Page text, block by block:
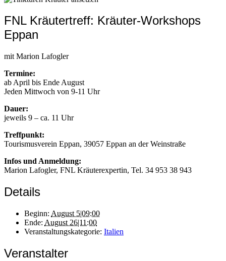
FNL Kräutertreff: Kräuter-Workshops
Eppan
mit Marion Lafogler
Termine:
ab April bis Ende August
Jeden Mittwoch von 9-11 Uhr
Dauer:
jeweils 9 – ca. 11 Uhr
Treffpunkt:
Tourismusverein Eppan, 39057 Eppan an der Weinstraße
Infos und Anmeldung:
Marion Lafogler, FNL Kräuterexpertin, Tel. 34 953 38 943
Details
Beginn: August 5|09:00
Ende: August 26|11:00
Veranstaltungskategorie: Italien
Veranstalter